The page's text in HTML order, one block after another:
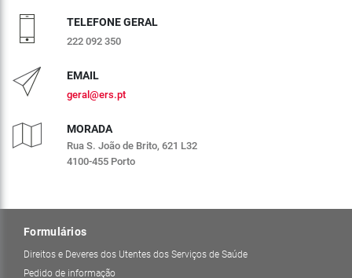
TELEFONE GERAL
222 092 350
EMAIL
geral@ers.pt
MORADA
Rua S. João de Brito, 621 L32
4100-455 Porto
Formulários
Direitos e Deveres dos Utentes dos Serviços de Saúde
Pedido de informação